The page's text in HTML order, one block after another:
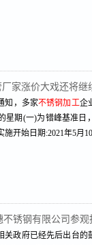
家涨价大戏还将继
知，多家不锈钢加工企
星期(一)为错峰基准日
施开始日期:2021年5月
锈钢有限公司参观
政府已经先后出台